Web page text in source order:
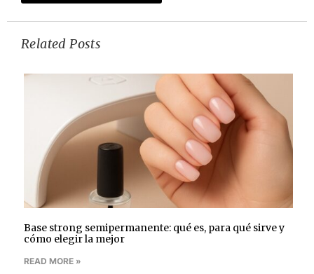
Related Posts
Base strong semipermanente: qué es, para qué sirve y
cómo elegir la mejor
READ MORE »